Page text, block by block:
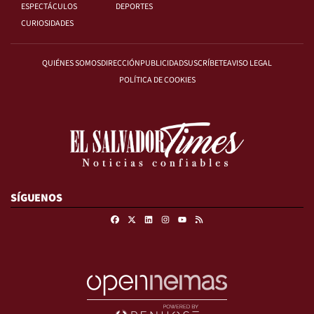
ESPECTÁCULOS
DEPORTES
CURIOSIDADES
QUIÉNES SOMOSDIRECCIÓNPUBLICIDADSUSCRÍBETEAVISO LEGAL
POLÍTICA DE COOKIES
SÍGUENOS
FacebookLinkedinInstagram